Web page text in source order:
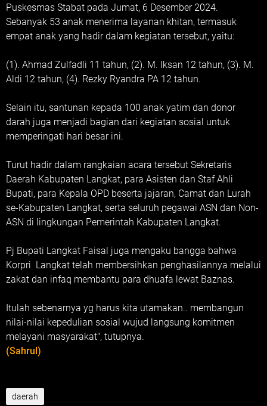
Puskesmas Stabat pada Jumat, 6 Desember 2024.
Sebanyak 53 anak menerima layanan khitan, termasuk
empat anak yang hadir dalam kegiatan tersebut, yaitu:
(1). Ahmad Zulfadli 11 tahun, (2). M. Iksan 12 tahun, (3). M.
Aldi 12 tahun, (4). Rezky Ryandra PA 12 tahun.
Selain itu, santunan kepada 100 anak yatim dan donor
darah juga menjadi bagian dari kegiatan sosial untuk
memperingati hari besar ini.
Turut hadir dalam rangkaian acara tersebut Sekretaris
Daerah Kabupaten Langkat, para Asisten dan Staf Ahli
Bupati, para Kepala OPD beserta jajaran, Camat dan Lurah
se-Kabupaten Langkat, serta seluruh pegawai ASN dan Non-
ASN di lingkungan Pemerintah Kabupaten Langkat.
Pj Bupati Langkat Faisal juga mengaku bangga bahwa
Korpri Langkat telah membersihkan penghasilannya melalui
zakat dan infaq membantu para dhuafa lewat Baznas.
Itulah sebenarnya yg harus kita utamakan.. membangun
nilai-nilai kepedulian sosial wujud langsung komitmen
melayani masyarakat", tutupnya.
(Sahrul)
daerah